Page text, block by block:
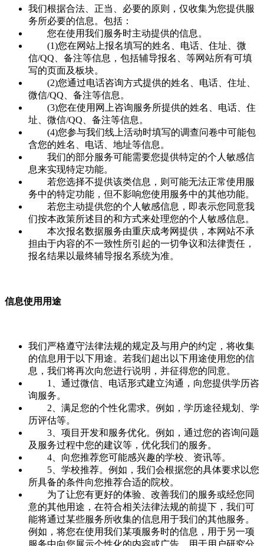
我们根据合法、正当、必要的原则，仅收集为您提供服
务所必要的信息。包括：
您在使用我们服务时主动提供的信息。
(1)您在网站上报名填写的姓名、电话、住址、微
信/QQ、备注等信息，包括辅导报名、等网站所有可填
写的页面及板块。
(2)您通过电话咨询方式提供的姓名、电话、住址、
微信/QQ、备注等信息。
(3)您在使用网上咨询服务所提供的姓名、电话、住
址、微信/QQ、备注等信息。
(4)您参与我们线上活动时填写的调查问卷中可能包
含您的姓名、电话、地址等信息。
我们的部分服务可能需要您提供特定的个人敏感信
息来实现特定功能。
若您选择不提供该类信息，则可能无法正常使用服
务中的特定功能，但不影响您使用服务中的其他功能。
若您主动提供您的个人敏感信息，即表示您同意我
们按本政策所述目的和方式来处理您的个人敏感信息。
本次报名数据服务由重庆成考网提供，本网站不承
担由于内容的不一致性所引起的一切争议和法律责任，
报名结果以最终辅导报名系统为准。
信息使用用途
我们严格遵守法律法规的规定及与用户的约定，将收集
的信息用于以下用途。若我们超出以下用途使用您的信
息，我们将再次向您进行说明，并征得您的同意。
1、通过微信、电话形式建立沟通，向您提供学历咨
询服务。
2、满足您的个性化需求。例如，学历途径规划、学
历评估等。
3、项目开发和服务优化。例如，通过您的咨询问题
及服务过程中您的建议等，优化我们的服务。
4、向您推荐您可能感兴趣的学校、资讯等。
5、学校推荐。例如，我们会根据您的具体要求以您
所具备的条件向您推荐合适的院校。
为了让您有更好的体验、改善我们的服务或经您同
意的其他用途，在符合相关法律法规的前提下，我们可
能将通过某些服务所收集的信息用于我们的其他服务。
例如，将您在使用我们某项服务时的信息，用于另一项
服务中向您展示个性化的内容或广告、用于用户研究分